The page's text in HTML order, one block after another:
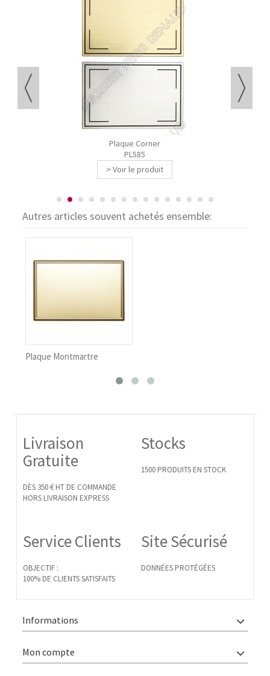
Plaque Corner
PL585
> Voir le produit
Autres articles souvent achetés ensemble:
Livraison
Gratuite
DÈS 350 € HT DE COMMANDE
HORS LIVRAISON EXPRESS
Stocks
1500 PRODUITS EN STOCK
Service Clients
OBJECTIF :
100% DE CLIENTS SATISFAITS
Site Sécurisé
DONNÉES PROTÉGÉES
Informations
Mon compte